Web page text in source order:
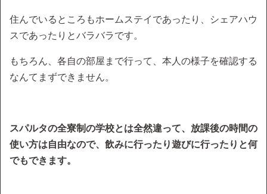
住んでいるところもホームステイであったり、シェアハウ
スであったりとバラバラです。
もちろん、各自の部屋まで行って、本人の様子を確認する
なんてまずできません。
スパルタの全寮制の学校とは全然違って、放課後の時間の
使い方は自由なので、飲みに行ったり遊びに行ったりと何
でもできます。